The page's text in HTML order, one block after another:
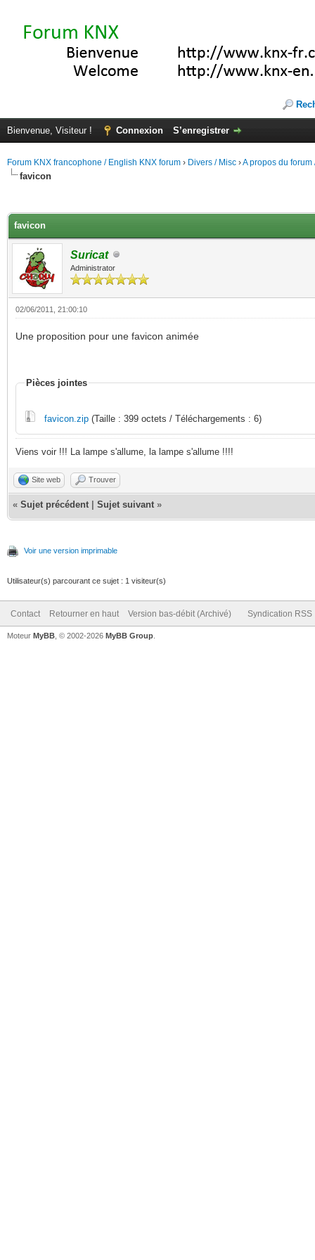
Bienvenue, Visiteur ! Connexion S’enregistrer
Forum KNX francophone / English KNX forum › Divers / Misc ›A propos du forum
favicon
favicon
Suricat
Administrator
02/06/2011, 21:00:10
Une proposition pour une favicon animée
Pièces jointes
favicon.zip (Taille : 399 octets / Téléchargements : 6)
Viens voir !!! La lampe s'allume, la lampe s'allume !!!!
Site web Trouver
« Sujet précédent Sujet suivant »
Voir une version imprimable
Utilisateur(s) parcourant ce sujet : 1 visiteur(s)
Contact Retourner en haut Version bas-débit (Archivé) Syndication RSS
Moteur MyBB , © 2002-2026 MyBB Group